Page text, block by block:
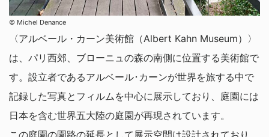
© Michel Denance
〈アルベール・カーン美術館（Albert Kahn Museum）〉
は、パリ西郊、ブローニュの森の南側に位置する美術館で
す。設立者であるアルベール･カーンが世界を旅する中で
記録した写真とフィルムを中心に展示しており、庭園には
日本を含む世界五大陸の庭園が再現されています。